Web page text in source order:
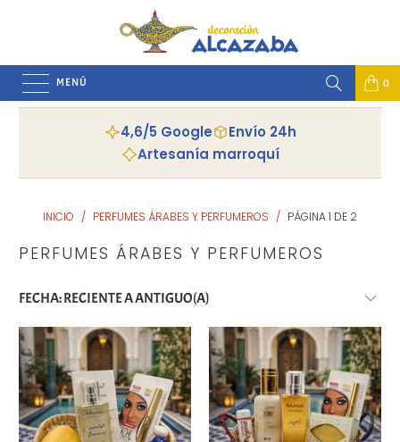
MENÚ 0
4,6/5 Google
Envío 24h
Artesanía marroquí
INICIO / PERFUMES ÁRABES Y PERFUMEROS / PÁGINA 1 DE 2
PERFUMES ÁRABES Y PERFUMEROS